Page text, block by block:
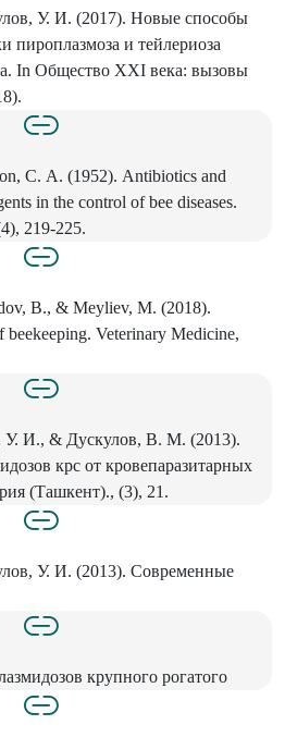
У. И. (2017). Новые способы
пироплазмоза и тейлериоза
In Общество XXI века: вызовы
С. А. (1952). Antibiotics and
in the control of bee diseases.
219-225.
B., & Meyliev, M. (2018).
Veterinary Medicine,
У. И., & Дускулов, В. М. (2013).
крс от кровепаразитарных
(Ташкент)., (3), 21.
У. И. (2013). Современные
крупного рогатого